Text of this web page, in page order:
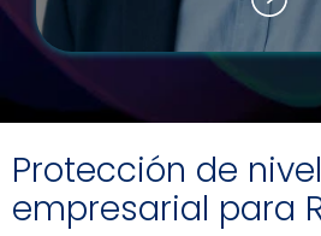
Protección de nivel
empresarial para